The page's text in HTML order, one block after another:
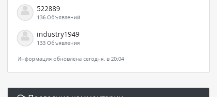
522889
136 Объявлений
industry1949
133 Объявления
Информация обновлена сегодня, в 20:04